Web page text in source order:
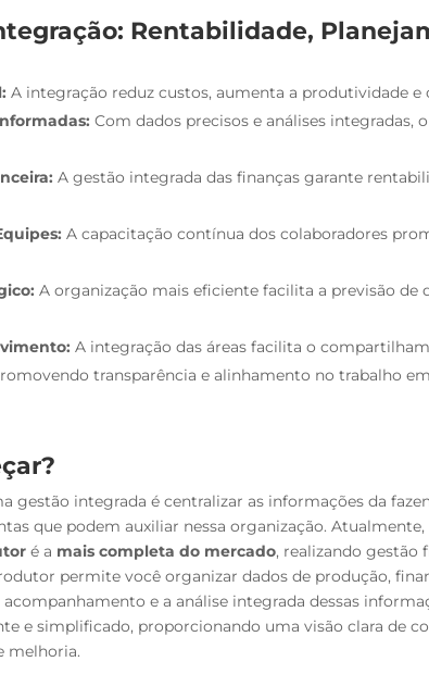
Rentabilidade,
A integração reduz custos, aumenta a produtividade e
Com dados precisos e análises integradas,
A gestão integrada das finanças garante
A capacitação contínua dos colaboradores
A organização mais eficiente facilita a previsão de
A integração das áreas facilita o
transparência e alinhamento no trabalho
gestão integrada é centralizar as informações da
que podem auxiliar nessa organização. Atualmente,
é a mais completa do mercado, realizando gestão
permite você organizar dados de produção,
e a análise integrada dessas
e simplificado, proporcionando uma visão clara de
melhoria.